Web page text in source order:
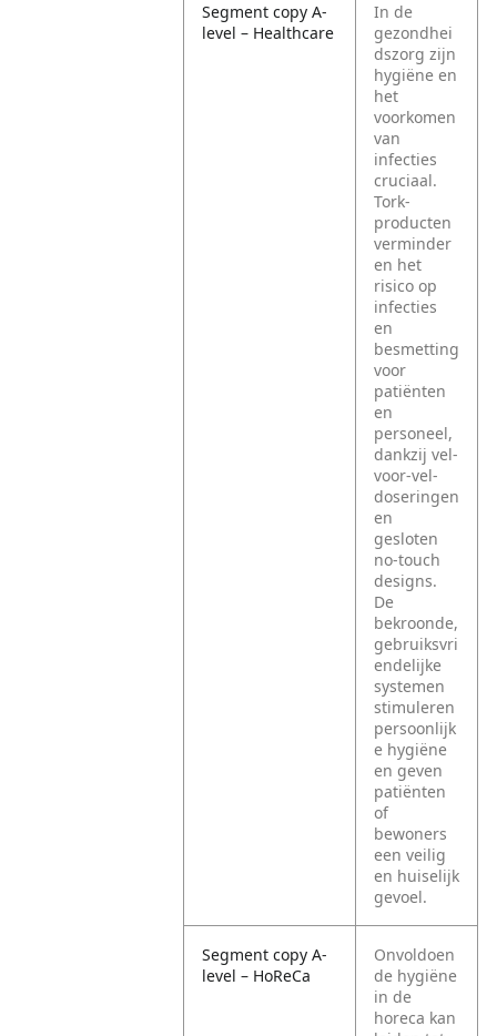
Segment copy A-
level – Healthcare
In de
gezondhei
dszorg zijn
hygiëne en
het
voorkomen
van
infecties
cruciaal.
Tork-
producten
verminder
en het
risico op
infecties
en
besmetting
voor
patiënten
en
personeel,
dankzij vel-
voor-vel-
doseringen
en
gesloten
no-touch
designs.
De
bekroonde,
gebruiksvri
endelijke
systemen
stimuleren
persoonlijk
e hygiëne
en geven
patiënten
of
bewoners
een veilig
en huiselijk
gevoel.
Segment copy A-
level – HoReCa
Onvoldoen
de hygiëne
in de
horeca kan